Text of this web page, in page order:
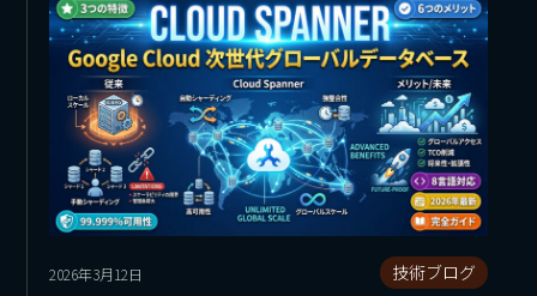
2026年3月12日 技術ブログ